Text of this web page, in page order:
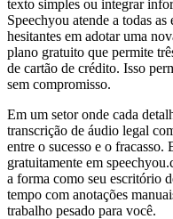
texto simples ou integrar
Speechyou atende a todas
hesitantes em adotar uma
plano gratuito que permite
de cartão de crédito. Isso
sem compromisso.
Em um setor onde cada
transcrição de áudio legal
entre o sucesso e o fracasso.
gratuitamente em
a forma como seu escritório
tempo com anotações
trabalho pesado para você.